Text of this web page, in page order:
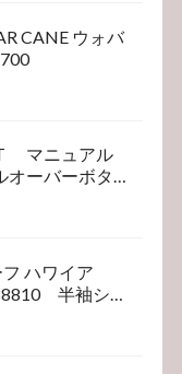
CANE ウォバ
マニュアル
オーバーボタ
ハワイア
半袖シ